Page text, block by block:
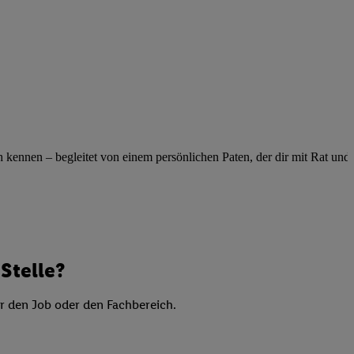
– begleitet von einem persönlichen Paten, der dir mit Rat und
Job oder den Fachbereich.
von